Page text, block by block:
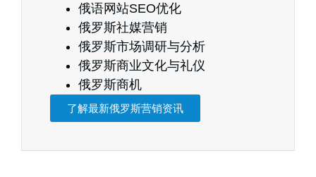
俄语网站SEO优化
俄罗斯社媒营销
俄罗斯市场调研与分析
俄罗斯商业文化与礼仪
俄罗斯商机
了解最新俄罗斯营销资讯